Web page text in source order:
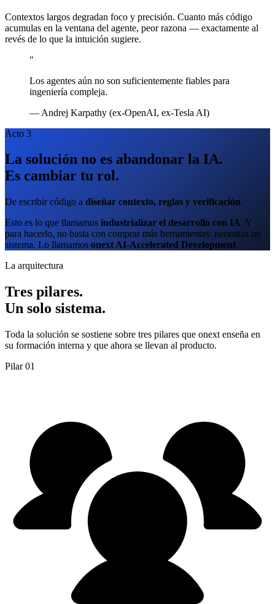
Contextos largos degradan foco y precisión. Cuanto más código
acumulas en la ventana del agente, peor razona — exactamente al
revés de lo que la intuición sugiere.
"
Los agentes aún no son suficientemente fiables para
ingeniería compleja.
— Andrej Karpathy (ex-OpenAI, ex-Tesla AI)
Acto 3
La solución no es abandonar la IA.
Es cambiar tu rol.
De escribir código a diseñar contexto, reglas y verificación.
Esto es lo que llamamos industrializar el desarrollo con IA. Y
para hacerlo, no basta con comprar más herramientas: necesitas un
sistema. Lo llamamos onext AI-Accelerated Development.
La arquitectura
Tres pilares.
Un solo sistema.
Toda la solución se sostiene sobre tres pilares que onext enseña en
su formación interna y que ahora se llevan al producto.
Pilar 01